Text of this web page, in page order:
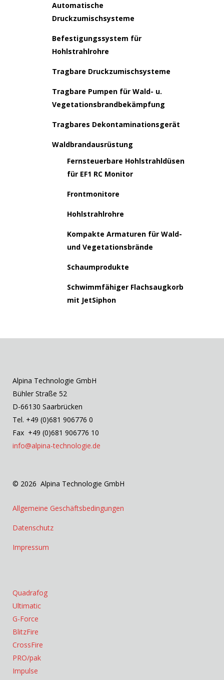
Automatische
Druckzumischsysteme
Befestigungssystem für
Hohlstrahlrohre
Tragbare Druckzumischsysteme
Tragbare Pumpen für Wald- u.
Vegetationsbrandbekämpfung
Tragbares Dekontaminationsgerät
Waldbrandausrüstung
Fernsteuerbare Hohlstrahldüsen
für EF1 RC Monitor
Frontmonitore
Hohlstrahlrohre
Kompakte Armaturen für Wald-
und Vegetationsbrände
Schaumprodukte
Schwimmfähiger Flachsaugkorb
mit JetSiphon
Alpina Technologie GmbH
Bühler Straße 52
D-66130 Saarbrücken
Tel. +49 (0)681 906776 0
Fax +49 (0)681 906776 10
info@alpina-technologie.de
© 2026 Alpina Technologie GmbH
Allgemeine Geschäftsbedingungen
Datenschutz
Impressum
Quadrafog
Ultimatic
G-Force
BlitzFire
CrossFire
PRO/pak
Impulse